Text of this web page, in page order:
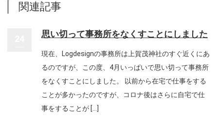
関連記事
思い切って事務所をなくすことにしました
現在、Logdesignの事務所は上賀茂神社のすぐ近くにあ
るのですが、この度、4月いっぱいで思い切って事務所
をなくすことにしました。 以前から在宅で仕事をする
ことが多かったのですが、コロナ後はさらに自宅で仕
事をすることが […]